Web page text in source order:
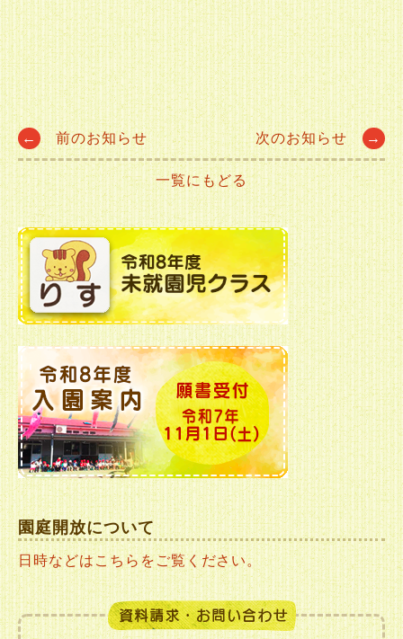
Post
navigation
← 前のお知らせ 次のお知らせ →
一覧にもどる
園庭開放について
日時などはこちらをご覧ください。